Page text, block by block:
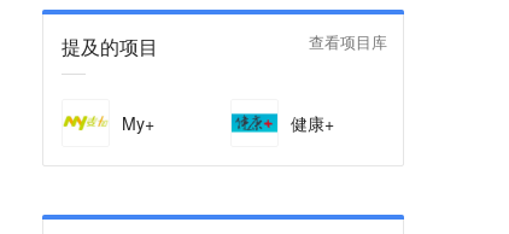
提及的项目 查看项目库
My+ 健康+